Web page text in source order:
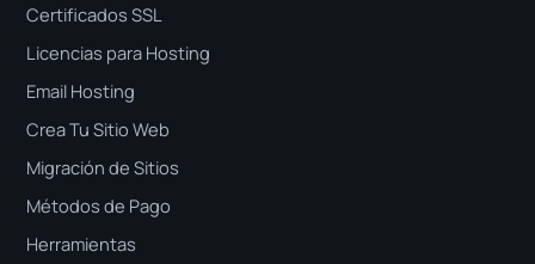
Certificados SSL
Licencias para Hosting
Email Hosting
Crea Tu Sitio Web
Migración de Sitios
Métodos de Pago
Herramientas